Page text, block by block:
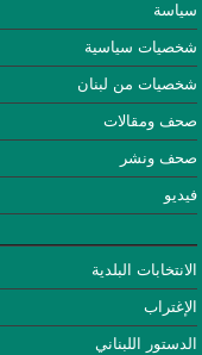
سياسة
شخصيات سياسية
شخصيات من لبنان
صحف ومقالات
صحف ونشر
فيديو
الانتخابات البلدية
الإغتراب
الدستور اللبناني